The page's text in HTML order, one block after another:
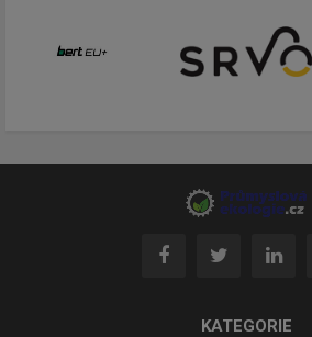
KATEGORIE